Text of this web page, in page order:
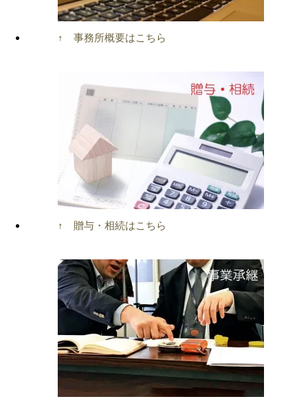
↑ 事務所概要はこちら
↑ 贈与・相続はこちら